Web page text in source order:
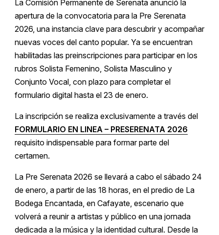
La Comisión Permanente de Serenata anunció la
apertura de la convocatoria para la Pre Serenata
2026, una instancia clave para descubrir y acompañar
nuevas voces del canto popular. Ya se encuentran
habilitadas las preinscripciones para participar en los
rubros Solista Femenino, Solista Masculino y
Conjunto Vocal, con plazo para completar el
formulario digital hasta el 23 de enero.
La inscripción se realiza exclusivamente a través del
FORMULARIO EN LINEA – PRESERENATA 2026
requisito indispensable para formar parte del
certamen.
La Pre Serenata 2026 se llevará a cabo el sábado 24
de enero, a partir de las 18 horas, en el predio de La
Bodega Encantada, en Cafayate, escenario que
volverá a reunir a artistas y público en una jornada
dedicada a la música y la identidad cultural. Desde la